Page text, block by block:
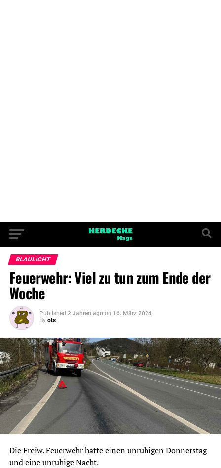
BLAULICHT
Feuerwehr: Viel zu tun zum Ende der
Woche
Published 2 Jahren ago on 16. März 2024
By ots
Die Freiw. Feuerwehr hatte einen unruhigen Donnerstag
und eine unruhige Nacht.